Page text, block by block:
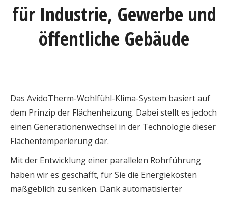
für Industrie, Gewerbe und
öffentliche Gebäude
Das AvidoTherm-Wohlfühl-Klima-System basiert auf
dem Prinzip der Flächenheizung. Dabei stellt es jedoch
einen Generationenwechsel in der Technologie dieser
Flächentemperierung dar.
Mit der Entwicklung einer parallelen Rohrführung
haben wir es geschafft, für Sie die Energiekosten
maßgeblich zu senken. Dank automatisierter